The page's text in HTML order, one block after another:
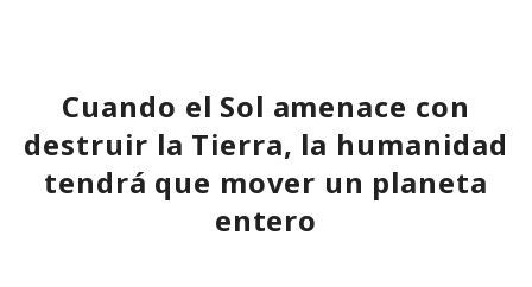
Cuando el Sol amenace con
destruir la Tierra, la humanidad
tendrá que mover un planeta
entero